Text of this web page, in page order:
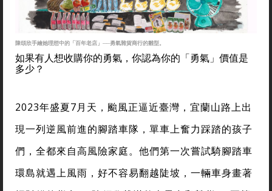
陳頌欣手繪她理想中的「百年老店」──勇氣雜貨商行的雛型。
如果有人想收購你的勇氣，你認為你的「勇氣」價值是
多少？
2023年盛夏7月天，颱風正逼近臺灣，宜蘭山路上出
現一列逆風前進的腳踏車隊，單車上奮力踩踏的孩子
們，全都來自高風險家庭。他們第一次嘗試騎腳踏車
環島就遇上風雨，好不容易翻越陡坡，一輛車身畫著